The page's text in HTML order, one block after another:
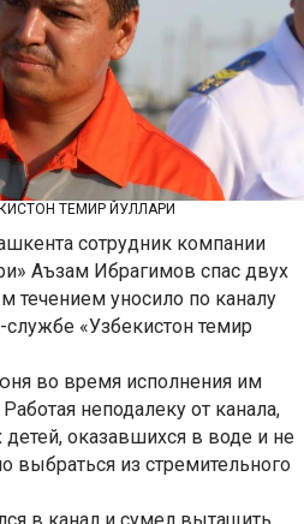
ТЕМИР ЙУЛЛАРИ
сотрудник компании
Аъзам Ибрагимов спас двух
течением уносило по каналу
службе «Узбекистон темир
во время исполнения им
неподалеку от канала,
детей, оказавшихся в воде и не
выбраться из стремительного